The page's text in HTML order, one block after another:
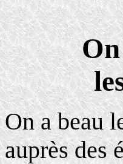
On a beau
auprès des